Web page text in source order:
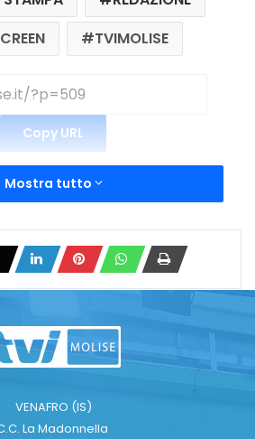
TVIMOLISE
Copy URL
Mostra tutto
VENAFRO (IS)
La Madonnella